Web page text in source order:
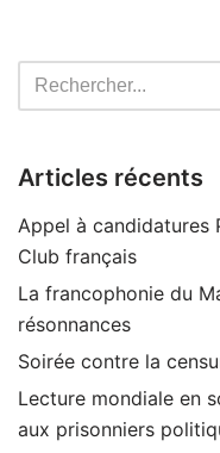
Articles récents
Appel à candidatures
Club français
La francophonie du
résonnances
Soirée contre la
Lecture mondiale en
aux prisonniers